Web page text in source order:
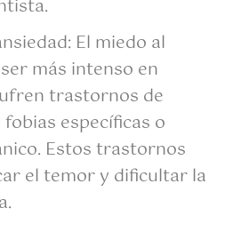
El miedo al
más intenso en
trastornos de
específicas o
Estos trastornos
el temor y dificultar la